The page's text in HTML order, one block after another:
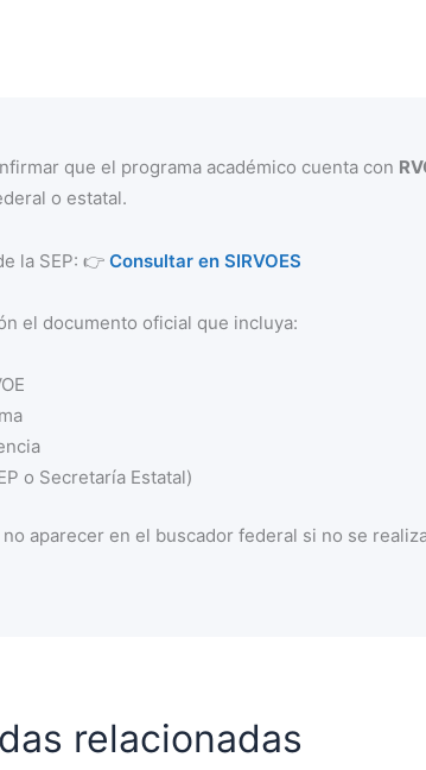
que el programa académico cuenta con
o estatal.
la SEP: 👉 Consultar en SIRVOES
el documento oficial que incluya:
o Secretaría Estatal)
aparecer en el buscador federal si no se
relacionadas